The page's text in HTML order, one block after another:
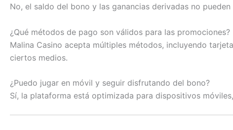
No, el saldo del bono y las ganancias derivadas no
¿Qué métodos de pago son válidos para las promociones?
Malina Casino acepta múltiples métodos, incluyendo
ciertos medios.
¿Puedo jugar en móvil y seguir disfrutando del bono?
Sí, la plataforma está optimizada para dispositivos